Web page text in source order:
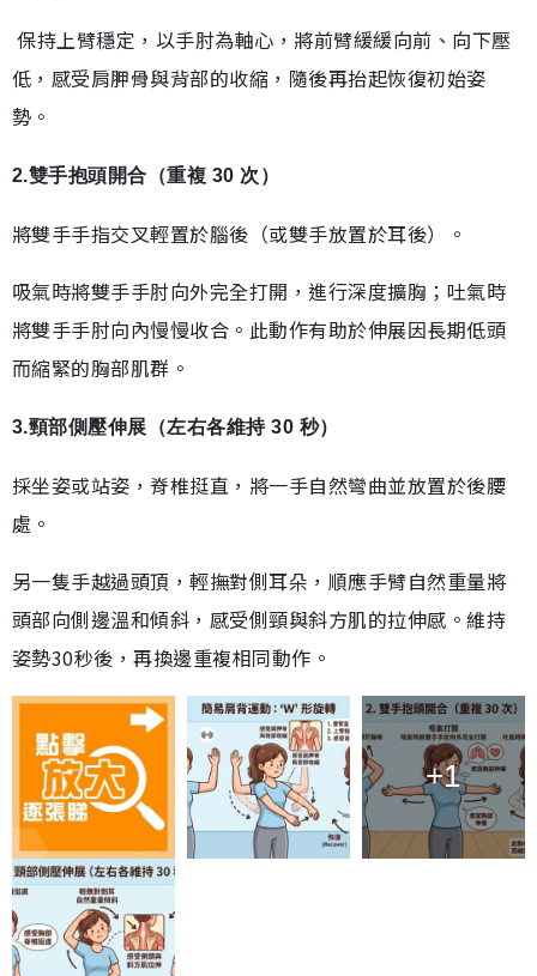
保持上臂穩定，以手肘為軸心，將前臂緩緩向前、向下壓
低，感受肩胛骨與背部的收縮，隨後再抬起恢復初始姿
勢。
2.雙手抱頭開合（重複 30 次）
將雙手手指交叉輕置於腦後（或雙手放置於耳後）。
吸氣時將雙手手肘向外完全打開，進行深度擴胸；吐氣時
將雙手手肘向內慢慢收合。此動作有助於伸展因長期低頭
而縮緊的胸部肌群。
3.頸部側壓伸展（左右各維持 30 秒）
採坐姿或站姿，脊椎挺直，將一手自然彎曲並放置於後腰
處。
另一隻手越過頭頂，輕撫對側耳朵，順應手臂自然重量將
頭部向側邊溫和傾斜，感受側頸與斜方肌的拉伸感。維持
姿勢30秒後，再換邊重複相同動作。
+1